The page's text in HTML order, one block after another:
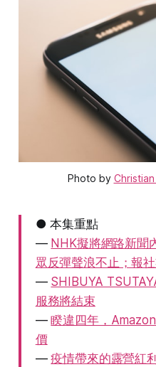
Photo by
● 本集重點
— NHK擬將網路新聞
眾反彈聲浪不止；報
— SHIBUYA
服務將結束
—睽違四年，
價
—疫情帶來的露營紅